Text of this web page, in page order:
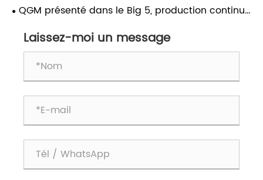
QGM présenté dans le Big 5, production continue
Laissez-moi un message